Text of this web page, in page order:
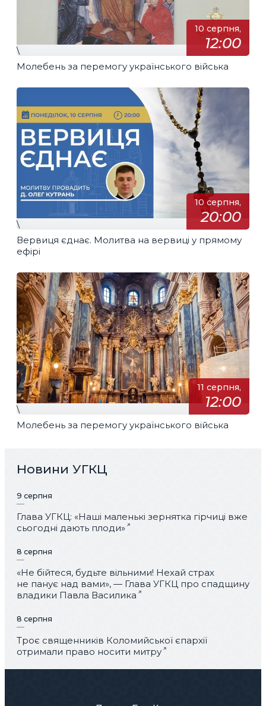
10 серпня,
12:00
\
Молебень за перемогу українського війська
10 серпня,
20:00
\
Вервиця єднає. Молитва на вервиці у прямому
ефірі
11 серпня,
12:00
\
Молебень за перемогу українського війська
Новини УГКЦ
9 серпня
Глава УГКЦ: «Наші маленькі зернятка гірчиці вже
сьогодні дають плоди»
8 серпня
«Не бійтеся, будьте вільними! Нехай страх
не панує над вами», — Глава УГКЦ про спадщину
владики Павла Василика
8 серпня
Троє священників Коломийської єпархії
отримали право носити митру